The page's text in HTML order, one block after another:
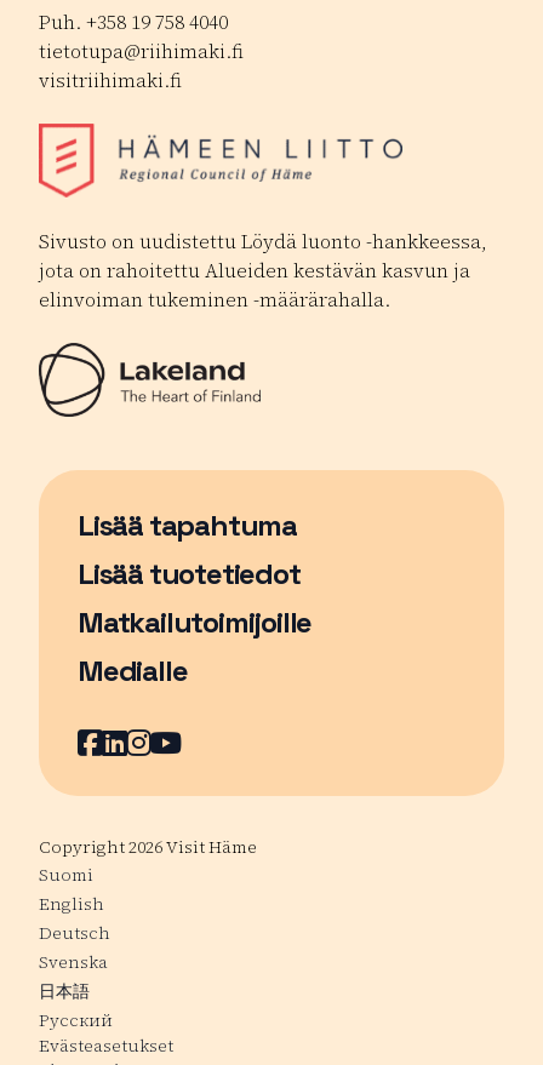
Puh. +358 19 758 4040
tietotupa@riihimaki.fi
visitriihimaki.fi
Sivusto on uudistettu Löydä luonto -hankkeessa,
jota on rahoitettu Alueiden kestävän kasvun ja
elinvoiman tukeminen -määrärahalla.
Lisää tapahtuma
Sivu avautuu uudessa ikkunassa
Lisää tuotetiedot
Matkailutoimijoille
Medialle
Facebook
Sivu avautuu uudessa ikkunassa
LinkedIn
Sivu avautuu uudessa ikkunassa
Instagram
Sivu avautuu uudessa
YouTube
Sivu avautuu uudessa
Copyright 2026 Visit Häme
Suomi
English
Deutsch
Svenska
日本語
Русский
Evästeasetukset